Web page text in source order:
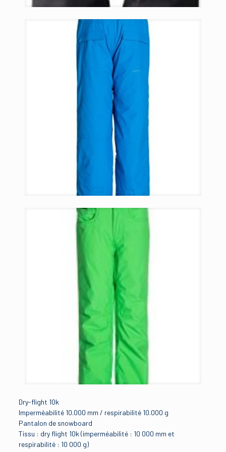
Dry-flight 10k
Imperméabilité 10.000 mm / respirabilité 10.000 g
Pantalon de snowboard
Tissu : dry flight 10k (imperméabilité : 10 000 mm et
respirabilité : 10 000 g)